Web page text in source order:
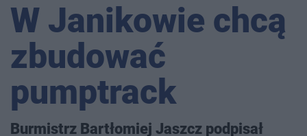
W Janikowie chcą
zbudować
pumptrack
Burmistrz Bartłomiej Jaszcz podpisał